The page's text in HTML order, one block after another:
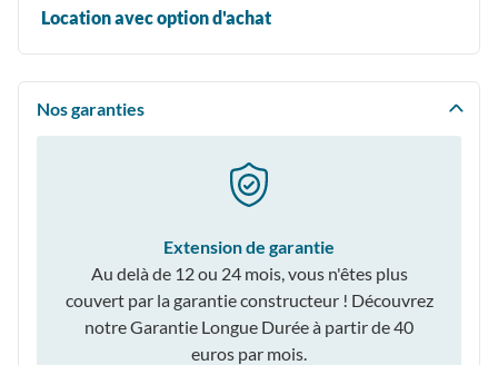
Location avec option d'achat
Nos garanties
Extension de garantie
Au delà de 12 ou 24 mois, vous n'êtes plus
couvert par la garantie constructeur ! Découvrez
notre Garantie Longue Durée à partir de 40
euros par mois.